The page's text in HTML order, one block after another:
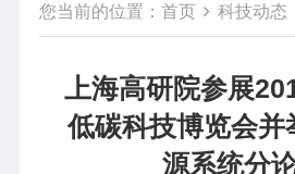
您当前的位置： 首页 科技动态
上海高研院参展
低碳科技博览会并
源系统分